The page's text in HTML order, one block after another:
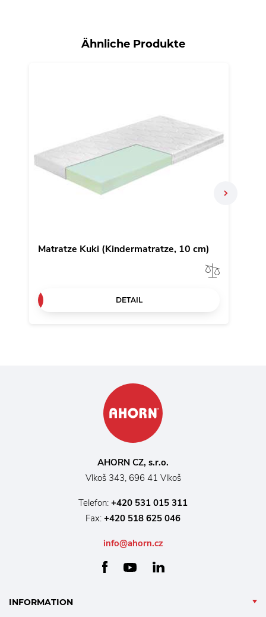
Ähnliche Produkte
Matratze Kuki (Kindermatratze, 10 cm)
DETAIL
AHORN CZ, s.r.o.
Vlkoš 343, 696 41 Vlkoš
Telefon: +420 531 015 311
Fax: +420 518 625 046
info@ahorn.cz
facebook youtube
INFORMATION